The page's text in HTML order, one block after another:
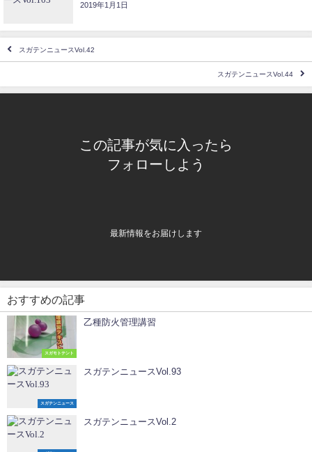
2019年1月1日
スガテンニュースVol.42
スガテンニュースVol.44
この記事が気に入ったら
フォローしよう
最新情報をお届けします
おすすめの記事
スガモトテント
乙種防火管理講習
スガテンニュース
スガテンニュースVol.93
スガテンニュースVol.2